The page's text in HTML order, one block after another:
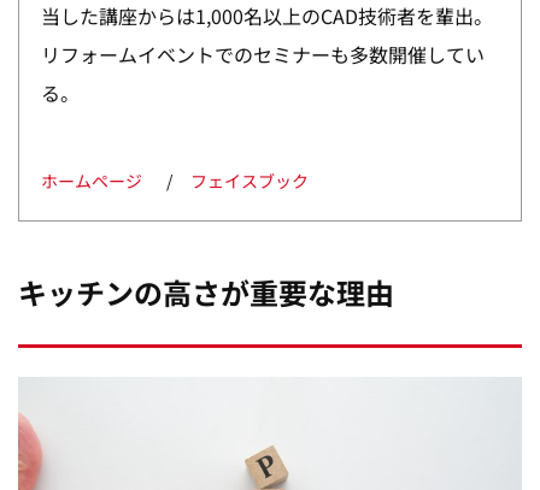
当した講座からは1,000名以上のCAD技術者を輩出。
リフォームイベントでのセミナーも多数開催してい
る。
ホームページ フェイスブック
キッチンの高さが重要な理由